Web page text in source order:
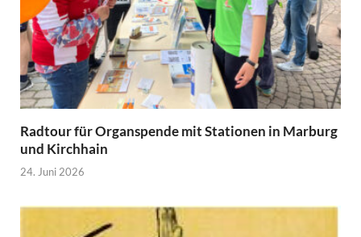
Radtour für Organspende mit Stationen in Marburg
und Kirchhain
24. Juni 2026